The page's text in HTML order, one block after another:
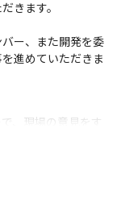
きます。
ー、また開発を委
進めていただきま
、現場の意見をす